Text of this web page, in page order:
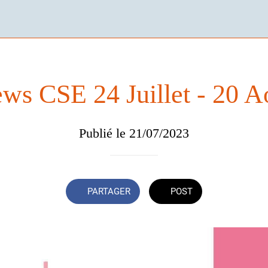
CSE 24 Juillet - 20
Publié le 21/07/2023
PARTAGER POST